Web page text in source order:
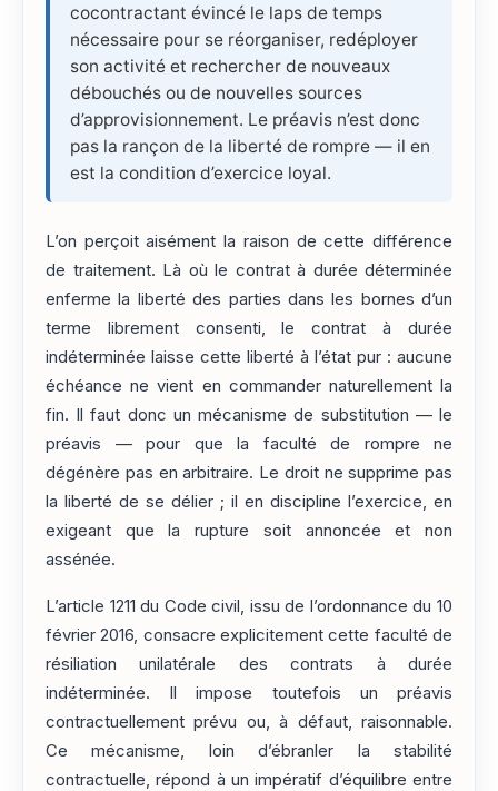
cocontractant évincé le laps de temps
nécessaire pour se réorganiser, redéployer
son activité et rechercher de nouveaux
débouchés ou de nouvelles sources
d’approvisionnement. Le préavis n’est donc
pas la rançon de la liberté de rompre — il en
est la condition d’exercice loyal.
L’on perçoit aisément la raison de cette différence
de traitement. Là où le contrat à durée déterminée
enferme la liberté des parties dans les bornes d’un
terme librement consenti, le contrat à durée
indéterminée laisse cette liberté à l’état pur : aucune
échéance ne vient en commander naturellement la
fin. Il faut donc un mécanisme de substitution — le
préavis — pour que la faculté de rompre ne
dégénère pas en arbitraire. Le droit ne supprime pas
la liberté de se délier ; il en discipline l’exercice, en
exigeant que la rupture soit annoncée et non
assénée.
L’article 1211 du Code civil, issu de l’ordonnance du 10
février 2016, consacre explicitement cette faculté de
résiliation unilatérale des contrats à durée
indéterminée. Il impose toutefois un préavis
contractuellement prévu ou, à défaut, raisonnable.
Ce mécanisme, loin d’ébranler la stabilité
contractuelle, répond à un impératif d’équilibre entre